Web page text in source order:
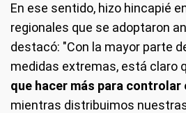
En ese sentido, hizo hincapié
regionales que se adoptaron
destacó: "Con la mayor parte
medidas extremas, está claro
que hacer más para controlar
mientras distribuimos